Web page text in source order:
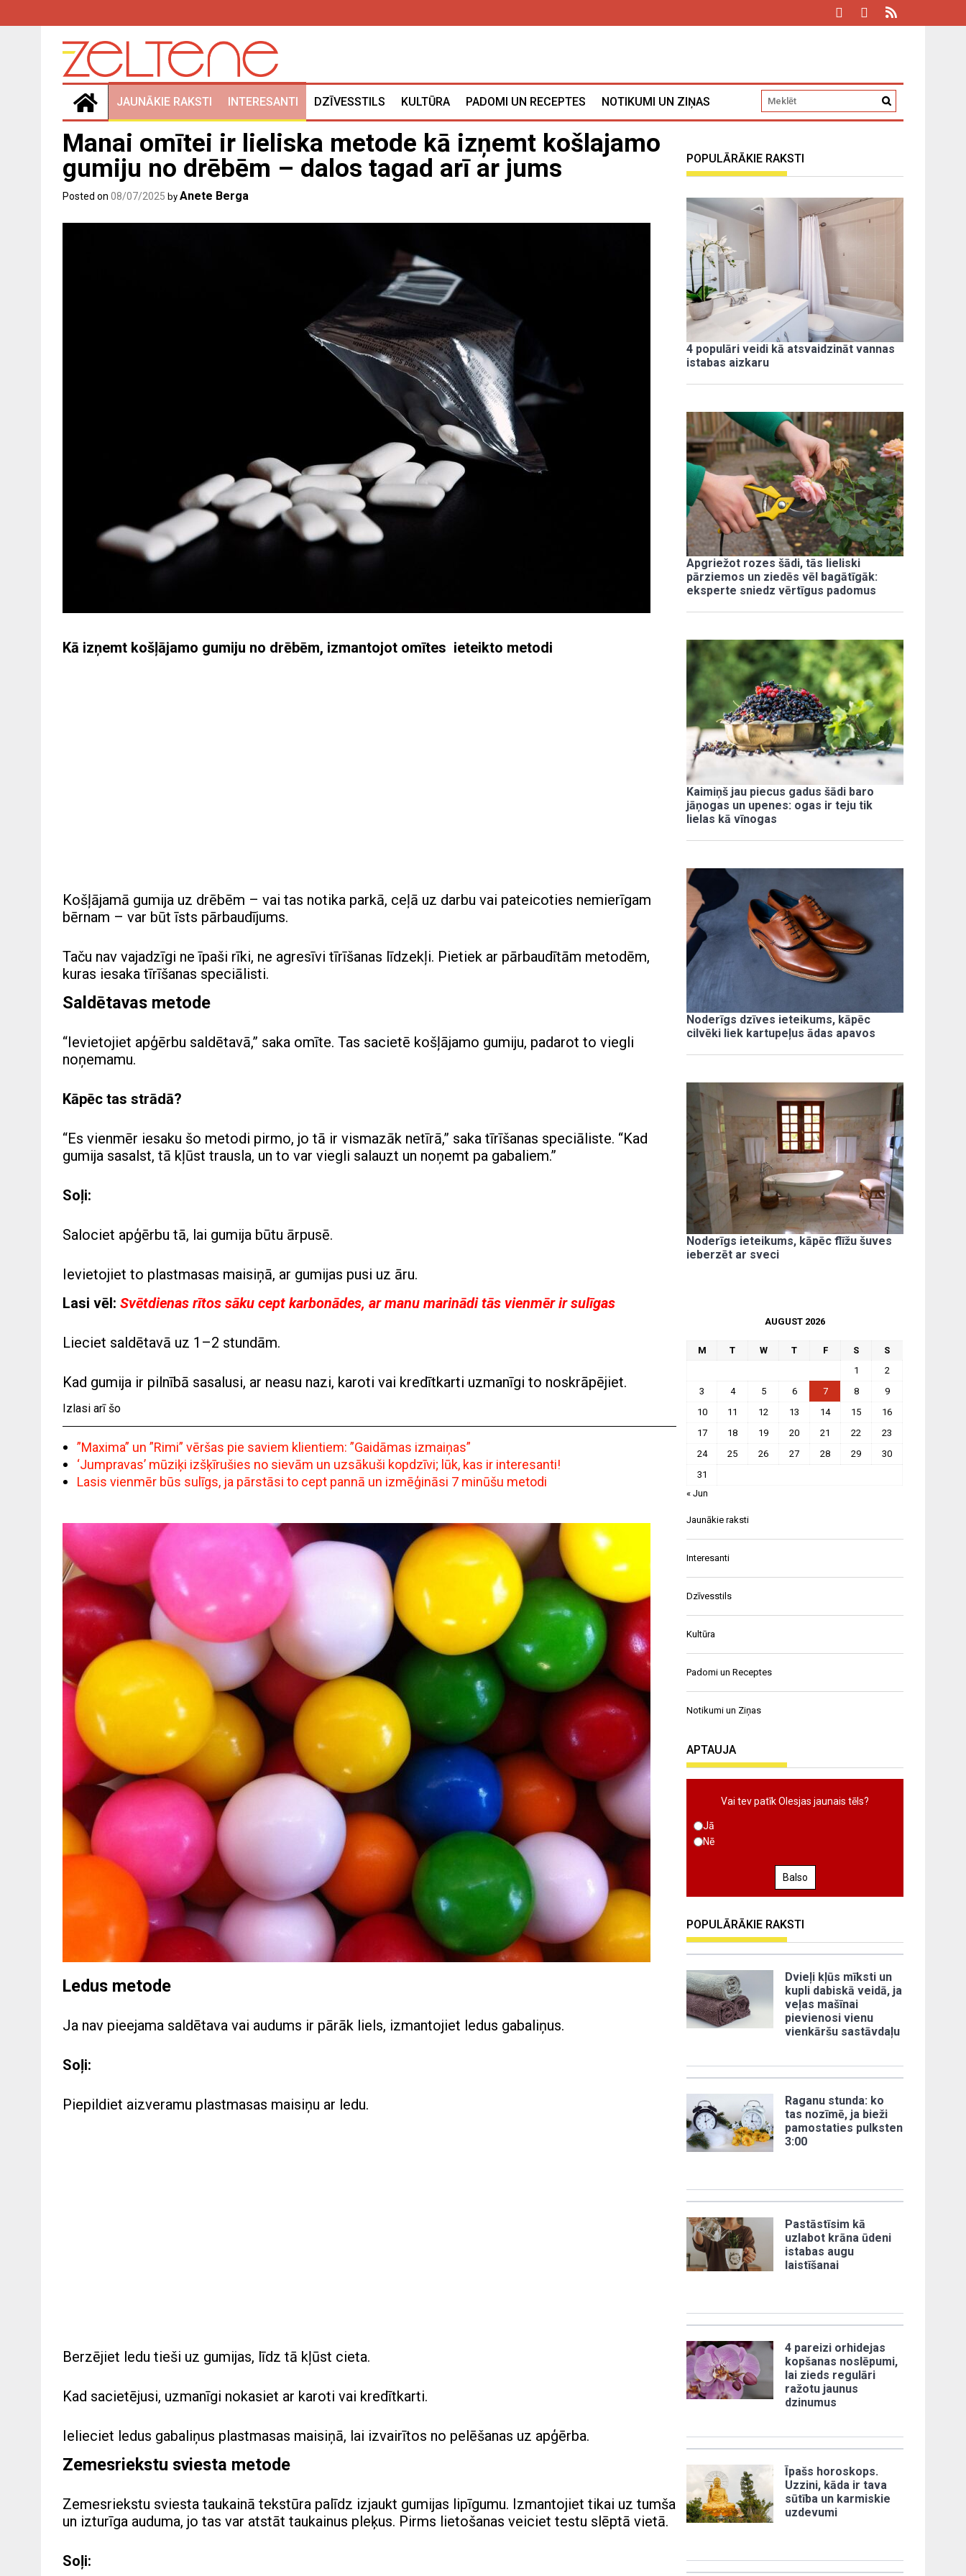
JAUNĀKIE RAKSTI INTERESANTI DZĪVESSTILS KULTŪRA PADOMI UN RECEPTES NOTIKUMI UN ZIŅAS
Manai omītei ir lieliska metode kā izņemt košlajamo
gumiju no drēbēm – dalos tagad arī ar jums
Posted on 08/07/2025 by Anete Berga
Kā izņemt košļājamo gumiju no drēbēm, izmantojot omītes ieteikto metodi
Košļājamā gumija uz drēbēm – vai tas notika parkā, ceļā uz darbu vai pateicoties nemierīgam
bērnam – var būt īsts pārbaudījums.
Taču nav vajadzīgi ne īpaši rīki, ne agresīvi tīrīšanas līdzekļi. Pietiek ar pārbaudītām metodēm,
kuras iesaka tīrīšanas speciālisti.
Saldētavas metode
“Ievietojiet apģērbu saldētavā,” saka omīte. Tas sacietē košļājamo gumiju, padarot to viegli
noņemamu.
Kāpēc tas strādā?
“Es vienmēr iesaku šo metodi pirmo, jo tā ir vismazāk netīrā,” saka tīrīšanas speciāliste. “Kad
gumija sasalst, tā kļūst trausla, un to var viegli salauzt un noņemt pa gabaliem.”
Soļi:
Salociet apģērbu tā, lai gumija būtu ārpusē.
Ievietojiet to plastmasas maisiņā, ar gumijas pusi uz āru.
Lasi vēl: Svētdienas rītos sāku cept karbonādes, ar manu marinādi tās vienmēr ir sulīgas
Lieciet saldētavā uz 1–2 stundām.
Kad gumija ir pilnībā sasalusi, ar neasu nazi, karoti vai kredītkarti uzmanīgi to noskrāpējiet.
Izlasi arī šo
”Maxima” un ”Rimi” vēršas pie saviem klientiem: ”Gaidāmas izmaiņas”
‘Jumpravas’ mūziķi izšķīrušies no sievām un uzsākuši kopdzīvi; lūk, kas ir interesanti!
Lasis vienmēr būs sulīgs, ja pārstāsi to cept pannā un izmēģināsi 7 minūšu metodi
Ledus metode
Ja nav pieejama saldētava vai audums ir pārāk liels, izmantojiet ledus gabaliņus.
Soļi:
Piepildiet aizveramu plastmasas maisiņu ar ledu.
Berzējiet ledu tieši uz gumijas, līdz tā kļūst cieta.
Kad sacietējusi, uzmanīgi nokasiet ar karoti vai kredītkarti.
Ielieciet ledus gabaliņus plastmasas maisiņā, lai izvairītos no pelēšanas uz apģērba.
Zemesriekstu sviesta metode
Zemesriekstu sviesta taukainā tekstūra palīdz izjaukt gumijas lipīgumu. Izmantojiet tikai uz tumša
un izturīga auduma, jo tas var atstāt taukainus pleķus. Pirms lietošanas veiciet testu slēptā vietā.
Soļi:
POPULĀRĀKIE RAKSTI
4 populāri veidi kā atsvaidzināt vannas
istabas aizkaru
Apgriežot rozes šādi, tās lieliski
pārziemos un ziedēs vēl bagātīgāk:
eksperte sniedz vērtīgus padomus
Kaimiņš jau piecus gadus šādi baro
jāņogas un upenes: ogas ir teju tik
lielas kā vīnogas
Noderīgs dzīves ieteikums, kāpēc
cilvēki liek kartupeļus ādas apavos
Noderīgs ieteikums, kāpēc flīžu šuves
ieberzēt ar sveci
AUGUST 2026
M T W T F S
S
1
2
3
4 5 6 7 8
9
10
11 12 13 14 15
16
17
18 19 20 21 22
23
24
25 26 27 28 29
30
31
« Jun
Jaunākie raksti
Interesanti
Dzīvesstils
Kultūra
Padomi un Receptes
Notikumi un Ziņas
APTAUJA
Vai tev patīk Olesjas jaunais tēls?
Jā
Nē
Balso
POPULĀRĀKIE RAKSTI
Dvieļi kļūs mīksti un
kupli dabiskā veidā, ja
veļas mašīnai
pievienosi vienu
vienkāršu sastāvdaļu
Raganu stunda: ko
tas nozīmē, ja bieži
pamostaties pulksten
3:00
Pastāstīsim kā
uzlabot krāna ūdeni
istabas augu
laistīšanai
4 pareizi orhidejas
kopšanas noslēpumi,
lai zieds regulāri
ražotu jaunus
dzinumus
Īpašs horoskops.
Uzzini, kāda ir tava
sūtība un karmiskie
uzdevumi